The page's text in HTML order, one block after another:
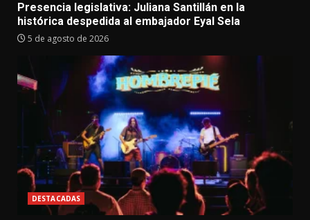
Presencia legislativa: Juliana Santillán en la
histórica despedida al embajador Eyal Sela
5 de agosto de 2026
DESTACADAS